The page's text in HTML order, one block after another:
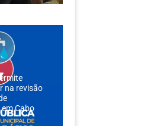
na revisão
Cabo